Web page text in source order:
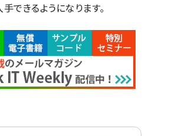
できるようになります。